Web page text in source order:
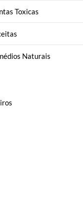
Toxicas
Naturais